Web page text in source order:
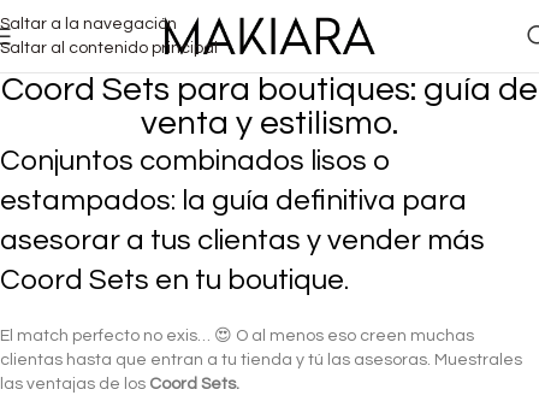
Saltar a la navegación
Saltar al contenido principal
Coord Sets para boutiques: guía de
venta y estilismo.
Conjuntos combinados lisos o
estampados: la guía definitiva para
asesorar a tus clientas y vender más
Coord Sets en tu boutique.
El match perfecto no exis… 😍 O al menos eso creen muchas
clientas hasta que entran a tu tienda y tú las asesoras. Muestrales
las ventajas de los Coord Sets.